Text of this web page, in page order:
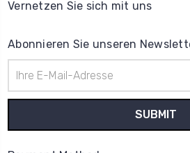
Vernetzen Sie sich mit uns
Abonnieren Sie unseren
Mail-
Adresse